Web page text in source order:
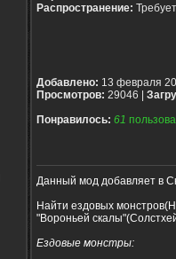
Распространение:
Добавлено: 13 февраля
Просмотров: 29046 |
Понравилось: 61
Данный мод добавляет в
Найти ездовых
"Вороньей
Ездовые монстры: